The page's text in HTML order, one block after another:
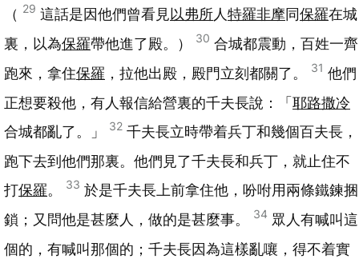
（ 29 這話是因他們曾看見以弗所人特羅非摩同保羅在城
裏，以為保羅帶他進了殿。） 30 合城都震動，百姓一齊
跑來，拿住保羅 ，拉他出殿，殿門立刻都關了。 31 他們
正想要殺他，有人報信給營裏的千夫長說：「 耶路撒冷
合城都亂了。」
32 千夫長立時帶着兵丁和幾個百夫長，
跑下去到他們那裏。他們見了千夫長和兵丁，就止住不
打保羅。 33 於是千夫長上前拿住他，吩咐用兩條鐵鍊捆
鎖；又問他是甚麼人，做的是甚麼事。
34 眾人有喊叫這
個的，有喊叫那個的；千夫長因為這樣亂嚷，得不着實